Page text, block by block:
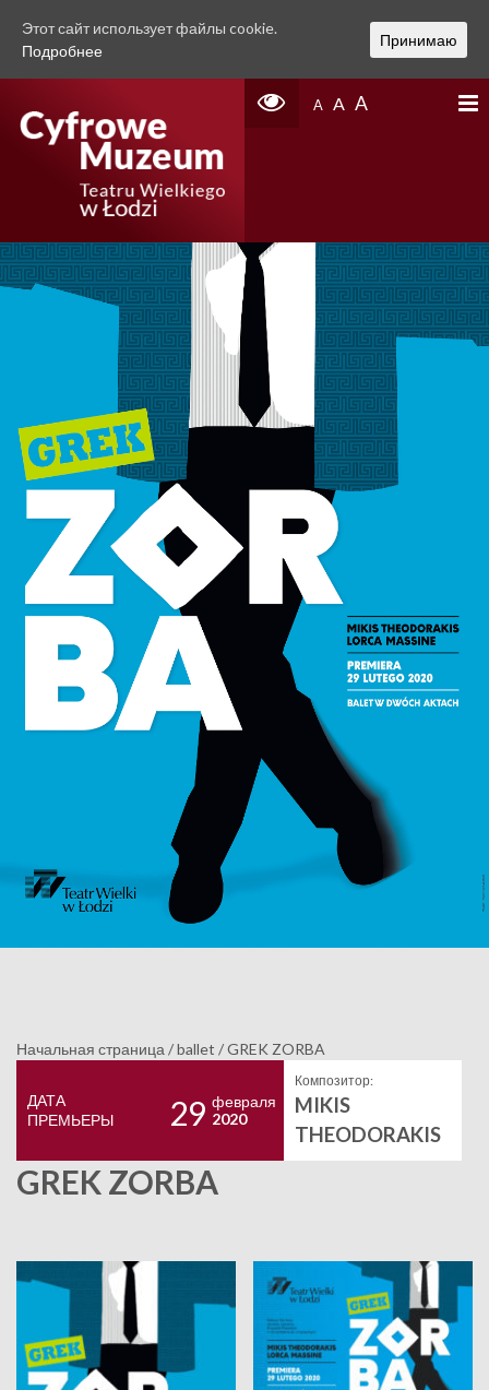
A A A
Начальная страница /ballet /GREK ZORBA
ДАТА
ПРЕМЬЕРЫ
29 февраля
2020
Композитор:
MIKIS
THEODORAKIS
GREK ZORBA
Этот сайт использует файлы cookie.
Подробнее
Принимаю